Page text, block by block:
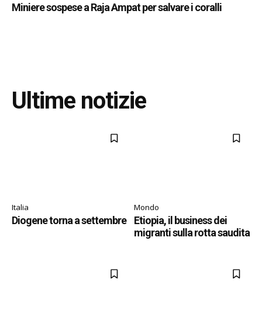
Miniere sospese a Raja Ampat per salvare i coralli
Ultime notizie
Italia
Diogene torna a settembre
Mondo
Etiopia, il business dei
migranti sulla rotta saudita